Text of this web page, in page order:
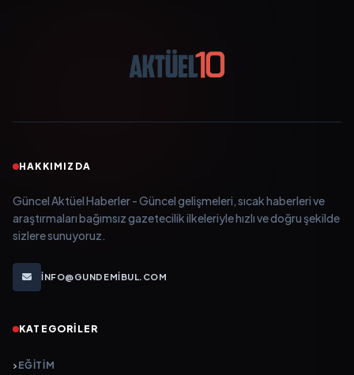
HAKKIMIZDA
Güncel Aktüel Haberler - Güncel gelişmeleri, sıcak haberleri ve
araştırmaları bağımsız gazetecilik ilkeleriyle hızlı ve doğru şekilde
sizlere sunuyoruz.
INFO@GUNDEMIBUL.COM
KATEGORILER
EĞITIM